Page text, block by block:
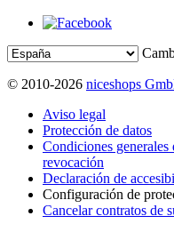
© 2010-2026 niceshops
Aviso legal
Protección de datos
Condiciones
revocación
Declaración de
Configuración de
Cancelar contratos de